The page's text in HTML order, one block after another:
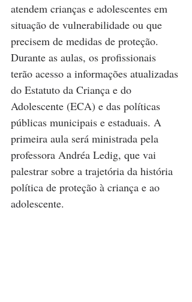
atendem crianças e adolescentes em
situação de vulnerabilidade ou que
precisem de medidas de proteção.
Durante as aulas, os profissionais
terão acesso a informações atualizadas
do Estatuto da Criança e do
Adolescente (ECA) e das políticas
públicas municipais e estaduais. A
primeira aula será ministrada pela
professora Andréa Ledig, que vai
palestrar sobre a trajetória da história
política de proteção à criança e ao
adolescente.